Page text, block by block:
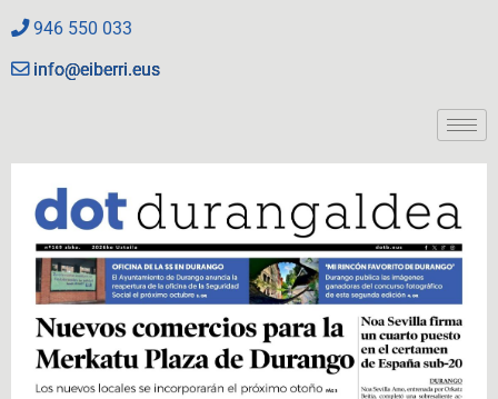
946 550 033
info@eiberri.eus